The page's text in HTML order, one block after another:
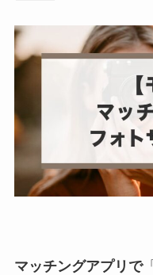
マッチングアプリで「